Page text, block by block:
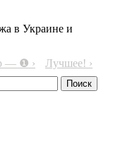
в Украине и
— ❶ › Лучшее! ›